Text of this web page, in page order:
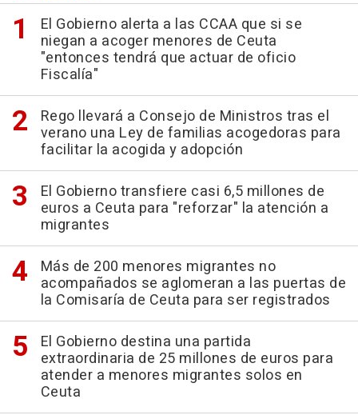
El Gobierno alerta a las CCAA que si se
niegan a acoger menores de Ceuta
"entonces tendrá que actuar de oficio
Fiscalía"
Rego llevará a Consejo de Ministros tras el
verano una Ley de familias acogedoras para
facilitar la acogida y adopción
El Gobierno transfiere casi 6,5 millones de
euros a Ceuta para "reforzar" la atención a
migrantes
Más de 200 menores migrantes no
acompañados se aglomeran a las puertas de
la Comisaría de Ceuta para ser registrados
El Gobierno destina una partida
extraordinaria de 25 millones de euros para
atender a menores migrantes solos en
Ceuta